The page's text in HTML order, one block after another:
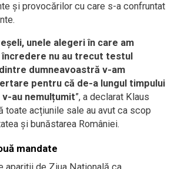
și provocărilor cu care s-a confruntat
unele alegeri în care am
nu au trecut testul
dumneavoastră v-am
pentru că de-a lungul timpului
au nemulțumit”, a declarat Klaus
toate acțiunile sale au avut ca scop
și bunăstarea României.
mandate